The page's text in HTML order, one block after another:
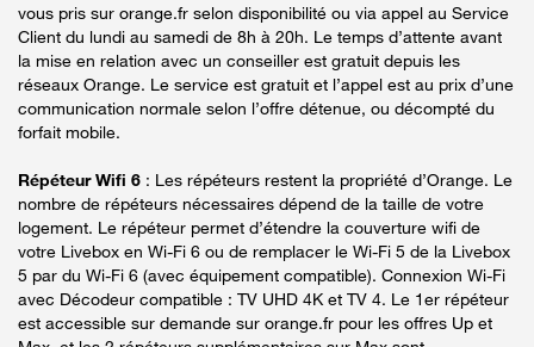
vous pris sur orange.fr selon disponibilité ou via appel au Service
Client du lundi au samedi de 8h à 20h. Le temps d’attente avant
la mise en relation avec un conseiller est gratuit depuis les
réseaux Orange. Le service est gratuit et l’appel est au prix d’une
communication normale selon l’offre détenue, ou décompté du
forfait mobile.
Répéteur Wifi 6 : Les répéteurs restent la propriété d’Orange. Le
nombre de répéteurs nécessaires dépend de la taille de votre
logement. Le répéteur permet d’étendre la couverture wifi de
votre Livebox en Wi-Fi 6 ou de remplacer le Wi-Fi 5 de la Livebox
5 par du Wi-Fi 6 (avec équipement compatible). Connexion Wi-Fi
avec Décodeur compatible : TV UHD 4K et TV 4. Le 1er répéteur
est accessible sur demande sur orange.fr pour les offres Up et